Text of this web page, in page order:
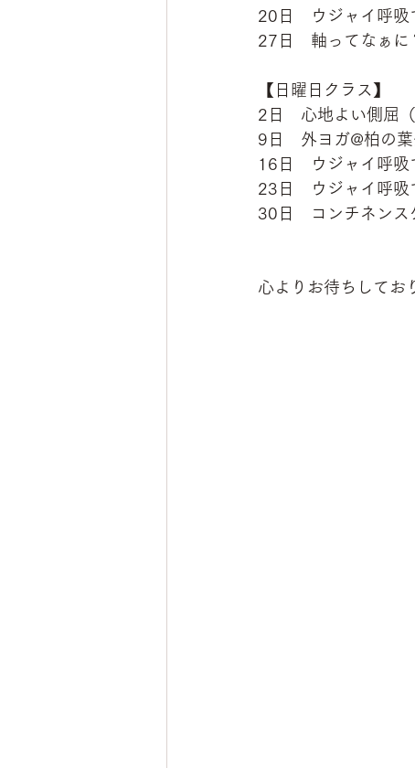
20日　ウジャイ呼吸
27日　軸ってなぁに
【日曜日クラス】
2日　心地よい側屈
9日　外ヨガ@柏の葉
16日　ウジャイ呼吸
23日　ウジャイ呼吸
30日　コンチネンス
心よりお待ちしてお